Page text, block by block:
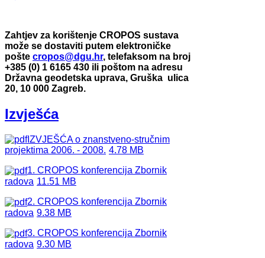
Zahtjev za korištenje CROPOS sustava
može se dostaviti putem elektroničke
pošte cropos@dgu.hr, telefaksom na broj
+385 (0) 1 6165 430 ili poštom na adresu
Državna geodetska uprava, Gruška ulica
20, 10 000 Zagreb.
Izvješća
IZVJEŠĆA o znanstveno-stručnim
projektima 2006. - 2008. 4.78 MB
1. CROPOS konferencija Zbornik
radova 11.51 MB
2. CROPOS konferencija Zbornik
radova 9.38 MB
3. CROPOS konferencija Zbornik
radova 9.30 MB